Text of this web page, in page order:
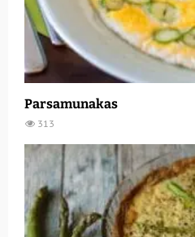
Parsamunakas
313